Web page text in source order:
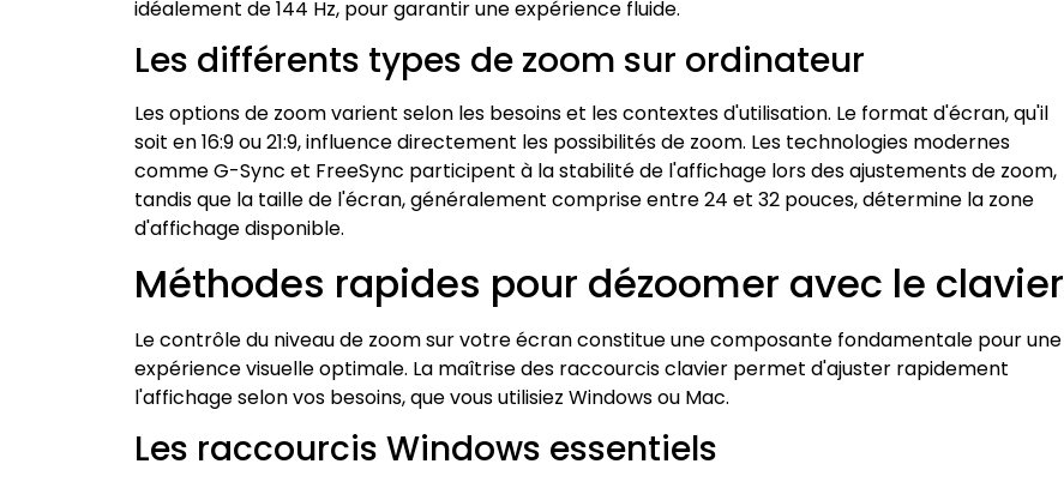
idéalement de 144 Hz, pour garantir une expérience fluide.
Les différents types de zoom sur ordinateur
Les options de zoom varient selon les besoins et les contextes d'utilisation. Le format d'écran, qu'il
soit en 16:9 ou 21:9, influence directement les possibilités de zoom. Les technologies modernes
comme G-Sync et FreeSync participent à la stabilité de l'affichage lors des ajustements de zoom,
tandis que la taille de l'écran, généralement comprise entre 24 et 32 pouces, détermine la zone
d'affichage disponible.
Méthodes rapides pour dézoomer avec le clavier
Le contrôle du niveau de zoom sur votre écran constitue une composante fondamentale pour une
expérience visuelle optimale. La maîtrise des raccourcis clavier permet d'ajuster rapidement
l'affichage selon vos besoins, que vous utilisiez Windows ou Mac.
Les raccourcis Windows essentiels